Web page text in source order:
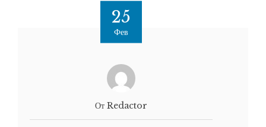
25
Фев
От Redactor